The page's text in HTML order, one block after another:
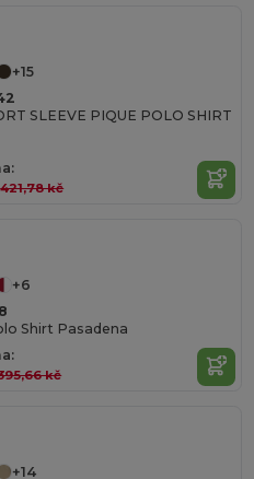
+15
SLEEVE PIQUE POLO SHIRT
421,78 kč
+6
Shirt Pasadena
kč
+14